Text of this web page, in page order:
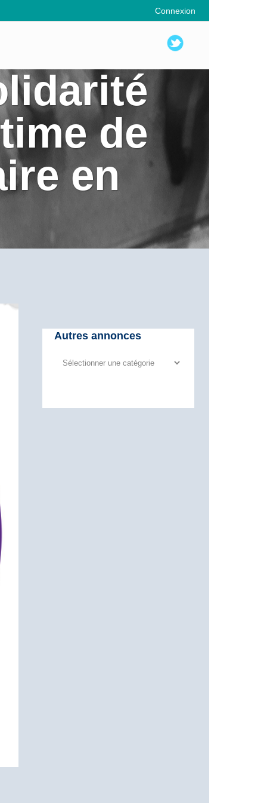
Connexion
de
en
Autres annonces
Autres